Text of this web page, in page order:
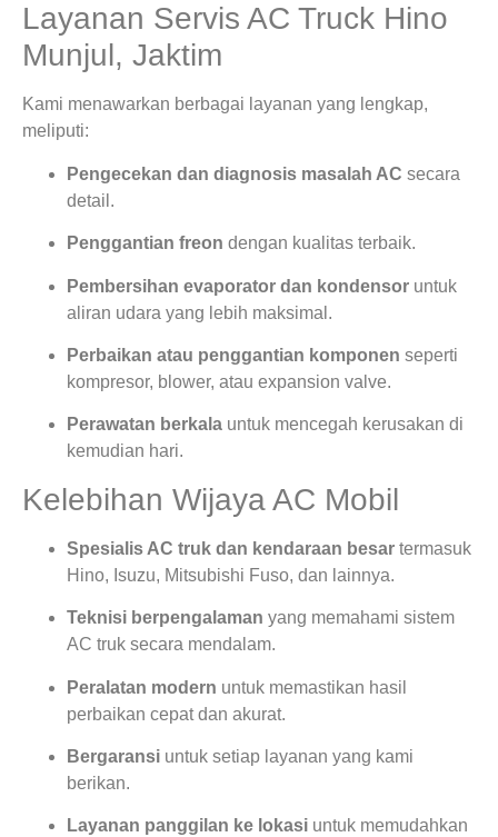
Layanan Servis AC Truck Hino
Munjul, Jaktim
Kami menawarkan berbagai layanan yang lengkap,
meliputi:
Pengecekan dan diagnosis masalah AC secara
detail.
Penggantian freon dengan kualitas terbaik.
Pembersihan evaporator dan kondensor untuk
aliran udara yang lebih maksimal.
Perbaikan atau penggantian komponen seperti
kompresor, blower, atau expansion valve.
Perawatan berkala untuk mencegah kerusakan di
kemudian hari.
Kelebihan Wijaya AC Mobil
Spesialis AC truk dan kendaraan besar termasuk
Hino, Isuzu, Mitsubishi Fuso, dan lainnya.
Teknisi berpengalaman yang memahami sistem
AC truk secara mendalam.
Peralatan modern untuk memastikan hasil
perbaikan cepat dan akurat.
Bergaransi untuk setiap layanan yang kami
berikan.
Layanan panggilan ke lokasi untuk memudahkan